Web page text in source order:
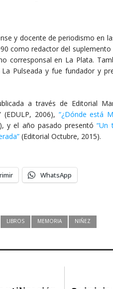
y docente de periodismo en
como redactor del
corresponsal en La Plata.
Pulseada y fue fundador y
a través de Editorial
(EDULP, 2006), “¿Dónde está
y el año pasado presentó“Un
(Editorial Octubre, 2015).
WhatsApp
LIBROS MEMORIA NIÑEZ